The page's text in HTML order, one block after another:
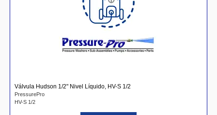
Válvula Hudson 1/2" Nivel Líquido, HV-S 1/2
PressurePro
HV-S 1/2